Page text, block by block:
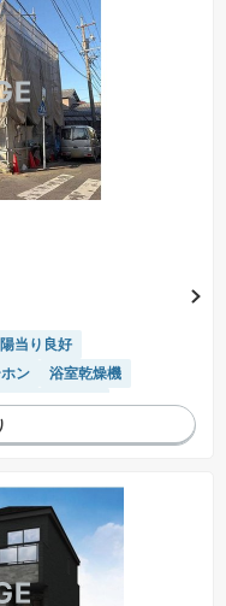
陽当り良好
ン
浴室乾燥機
トイレ2個以上